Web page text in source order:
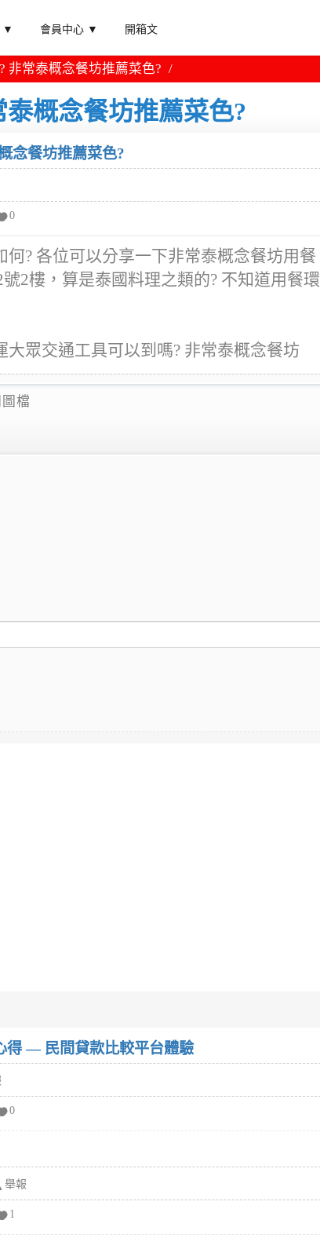
▼ 會員中心 ▼ 開箱文
非常泰概念餐坊推薦菜色?
概念餐坊推薦菜色?
念餐坊推薦菜色?
0
? 各位可以分享一下非常泰概念餐坊用餐
2樓，算是泰國料理之類的? 不知道用餐環
眾交通工具可以到嗎? 非常泰概念餐坊
得 — 民間貸款比較平台體驗
0
舉報
1